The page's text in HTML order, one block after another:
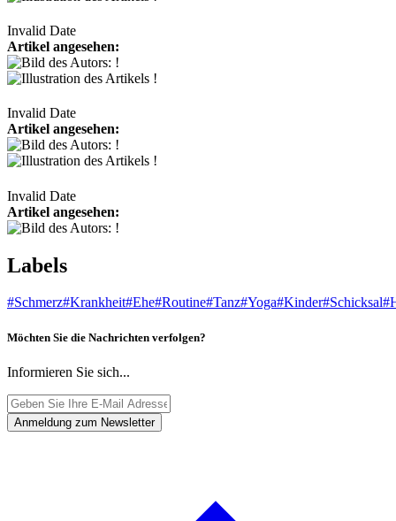
Invalid Date
Artikel angesehen:
Invalid Date
Artikel angesehen:
Invalid Date
Artikel angesehen:
Labels
#Schmerz#Krankheit#Ehe#Routine#Tanz#Yoga#Kinder#Schicksal
Möchten Sie die Nachrichten verfolgen?
Informieren Sie sich...
Anmeldung zum Newsletter